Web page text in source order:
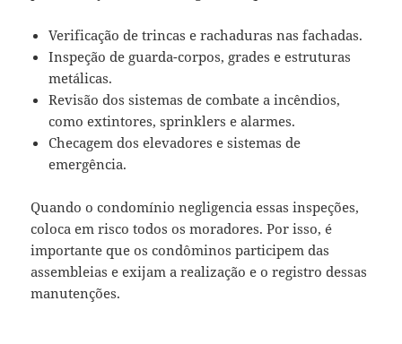
Verificação de trincas e rachaduras nas fachadas.
Inspeção de guarda-corpos, grades e estruturas
metálicas.
Revisão dos sistemas de combate a incêndios,
como extintores, sprinklers e alarmes.
Checagem dos elevadores e sistemas de
emergência.
Quando o condomínio negligencia essas inspeções,
coloca em risco todos os moradores. Por isso, é
importante que os condôminos participem das
assembleias e exijam a realização e o registro dessas
manutenções.